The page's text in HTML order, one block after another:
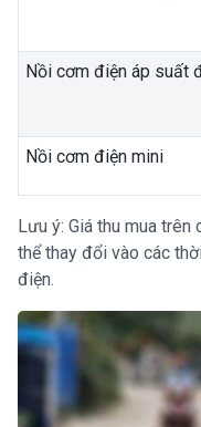
Nồi cơm điện áp suất
Nồi cơm điện mini
Lưu ý: Giá thu mua
thể thay đổi vào các
điện.